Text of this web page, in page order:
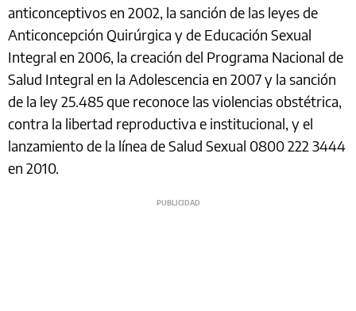
anticonceptivos en 2002, la sanción de las leyes de
Anticoncepción Quirúrgica y de Educación Sexual
Integral en 2006, la creación del Programa Nacional de
Salud Integral en la Adolescencia en 2007 y la sanción
de la ley 25.485 que reconoce las violencias obstétrica,
contra la libertad reproductiva e institucional, y el
lanzamiento de la línea de Salud Sexual 0800 222 3444
en 2010.